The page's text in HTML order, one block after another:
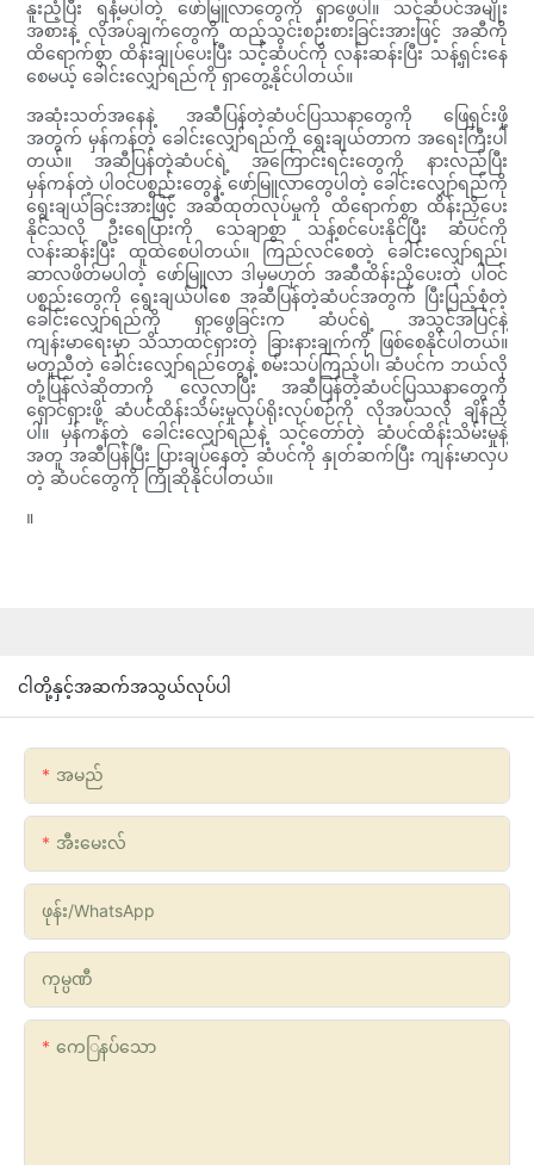
နူးညံ့ပြီး ရနံ့မပါတဲ့ ဖော်မြူလာတွေကို ရှာဖွေပါ။ သင့်ဆံပင်အမျိုး
အစားနဲ့ လိုအပ်ချက်တွေကို ထည့်သွင်းစဉ်းစားခြင်းအားဖြင့် အဆီကို
ထိရောက်စွာ ထိန်းချုပ်ပေးပြီး သင့်ဆံပင်ကို လန်းဆန်းပြီး သန့်ရှင်းနေ
စေမယ့် ခေါင်းလျှော်ရည်ကို ရှာတွေ့နိုင်ပါတယ်။
အဆုံးသတ်အနေနဲ့ အဆီပြန်တဲ့ဆံပင်ပြဿနာတွေကို ဖြေရှင်းဖို့
အတွက် မှန်ကန်တဲ့ ခေါင်းလျှော်ရည်ကို ရွေးချယ်တာက အရေးကြီးပါ
တယ်။ အဆီပြန်တဲ့ဆံပင်ရဲ့ အကြောင်းရင်းတွေကို နားလည်ပြီး
မှန်ကန်တဲ့ ပါဝင်ပစ္စည်းတွေနဲ့ ဖော်မြူလာတွေပါတဲ့ ခေါင်းလျှော်ရည်ကို
ရွေးချယ်ခြင်းအားဖြင့် အဆီထုတ်လုပ်မှုကို ထိရောက်စွာ ထိန်းညှိပေး
နိုင်သလို ဦးရေပြားကို သေချာစွာ သန့်စင်ပေးနိုင်ပြီး ဆံပင်ကို
လန်းဆန်းပြီး ထူထဲစေပါတယ်။ ကြည်လင်စေတဲ့ ခေါင်းလျှော်ရည်၊
ဆာလဖိတ်မပါတဲ့ ဖော်မြူလာ ဒါမှမဟုတ် အဆီထိန်းညှိပေးတဲ့ ပါဝင်
ပစ္စည်းတွေကို ရွေးချယ်ပါစေ အဆီပြန်တဲ့ဆံပင်အတွက် ပြီးပြည့်စုံတဲ့
ခေါင်းလျှော်ရည်ကို ရှာဖွေခြင်းက ဆံပင်ရဲ့ အသွင်အပြင်နဲ့
ကျန်းမာရေးမှာ သိသာထင်ရှားတဲ့ ခြားနားချက်ကို ဖြစ်စေနိုင်ပါတယ်။
မတူညီတဲ့ ခေါင်းလျှော်ရည်တွေနဲ့ စမ်းသပ်ကြည့်ပါ၊ ဆံပင်က ဘယ်လို
တုံ့ပြန်လဲဆိုတာကို လေ့လာပြီး အဆီပြန်တဲ့ဆံပင်ပြဿနာတွေကို
ရှောင်ရှားဖို့ ဆံပင်ထိန်းသိမ်းမှုလုပ်ရိုးလုပ်စဉ်ကို လိုအပ်သလို ချိန်ညှိ
ပါ။ မှန်ကန်တဲ့ ခေါင်းလျှော်ရည်နဲ့ သင့်တော်တဲ့ ဆံပင်ထိန်းသိမ်းမှုနဲ့
အတူ အဆီပြန်ပြီး ပြားချပ်နေတဲ့ ဆံပင်ကို နှုတ်ဆက်ပြီး ကျန်းမာလှပ
တဲ့ ဆံပင်တွေကို ကြိုဆိုနိုင်ပါတယ်။
။
ငါတို့နှင့်အဆက်အသွယ်လုပ်ပါ
အမည်
အီးမေးလ်
ဖုန်း/whatsApp
ကုမ္ပဏီ
ကေြနပ်သော